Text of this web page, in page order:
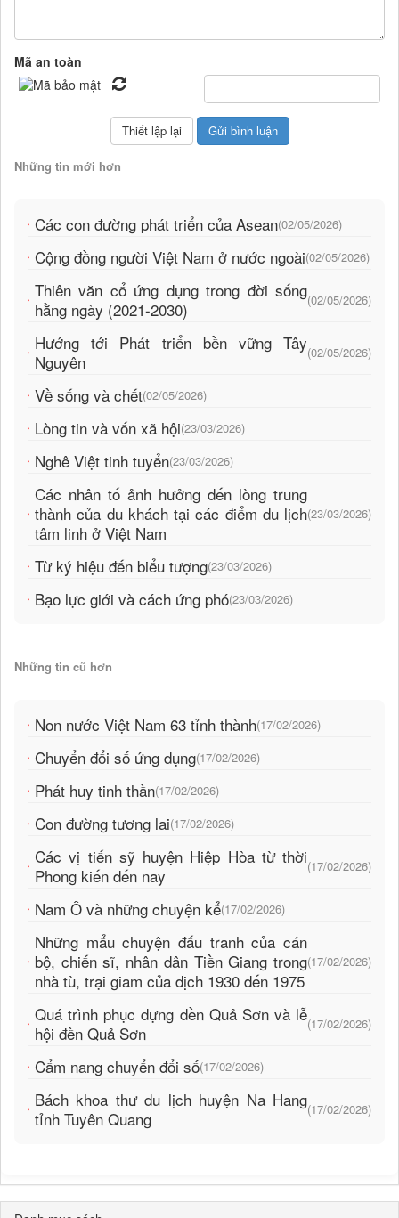
Mã an toàn
Những tin mới hơn
Các con đường phát triển của Asean(02/05/2026)
Cộng đồng người Việt Nam ở nước ngoài(02/05/2026)
Thiên văn cổ ứng dụng trong đời sống
hằng ngày (2021-2030)
(02/05/2026)
Hướng tới Phát triển bền vững Tây
Nguyên
(02/05/2026)
Về sống và chết(02/05/2026)
Lòng tin và vốn xã hội(23/03/2026)
Nghê Việt tinh tuyển(23/03/2026)
Các nhân tố ảnh hưởng đến lòng trung
thành của du khách tại các điểm du lịch
tâm linh ở Việt Nam
(23/03/2026)
Từ ký hiệu đến biểu tượng(23/03/2026)
Bạo lực giới và cách ứng phó(23/03/2026)
Những tin cũ hơn
Non nước Việt Nam 63 tỉnh thành(17/02/2026)
Chuyển đổi số ứng dụng(17/02/2026)
Phát huy tinh thần(17/02/2026)
Con đường tương lai(17/02/2026)
Các vị tiến sỹ huyện Hiệp Hòa từ thời
Phong kiến đến nay
(17/02/2026)
Nam Ô và những chuyện kể(17/02/2026)
Những mẩu chuyện đấu tranh của cán
bộ, chiến sĩ, nhân dân Tiền Giang trong
nhà tù, trại giam của địch 1930 đến 1975
(17/02/2026)
Quá trình phục dựng đền Quả Sơn và lễ
hội đền Quả Sơn
(17/02/2026)
Cẩm nang chuyển đổi số(17/02/2026)
Bách khoa thư du lịch huyện Na Hang
tỉnh Tuyên Quang
(17/02/2026)